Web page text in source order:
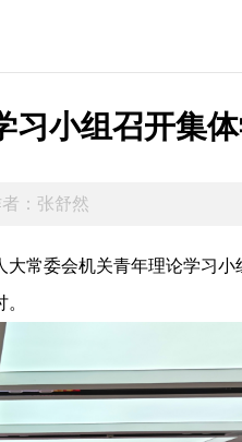
习小组召开集
：张舒然
常委会机关青年理论学习